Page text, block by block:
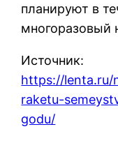
планируют в
многоразовый
Источник:
https://lenta.ru/
raketu-
godu/